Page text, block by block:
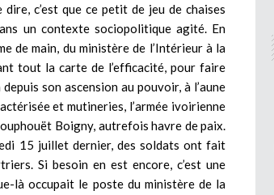
c’est que ce petit de jeu de chaises
un contexte sociopolitique agité. En
de main, du ministère de l’Intérieur à la
tout la carte de l’efficacité, pour faire
son ascension au pouvoir, à l’aune
et mutineries, l’armée ivoirienne
Boigny, autrefois havre de paix.
15 juillet dernier, des soldats ont fait
Si besoin en est encore, c’est une
là occupait le poste du ministère de la